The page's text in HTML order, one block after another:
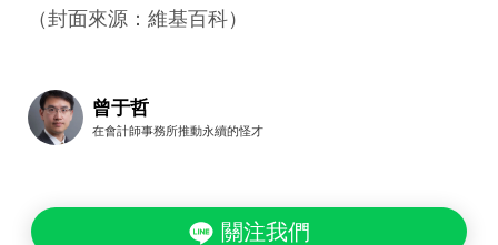
（封面來源：維基百科）
曾于哲
在會計師事務所推動永續的怪才
關注我們